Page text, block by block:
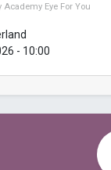
Academy Eye For You
- 10:00